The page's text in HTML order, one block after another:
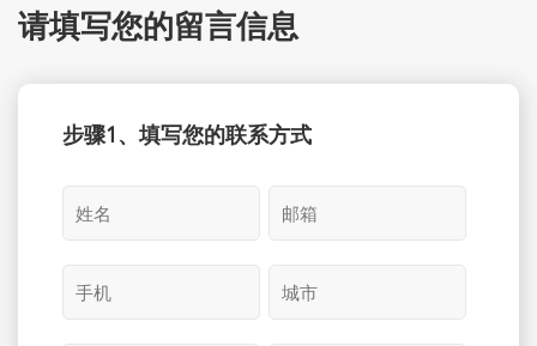
请填写您的留言信息
步骤1、填写您的联系方式